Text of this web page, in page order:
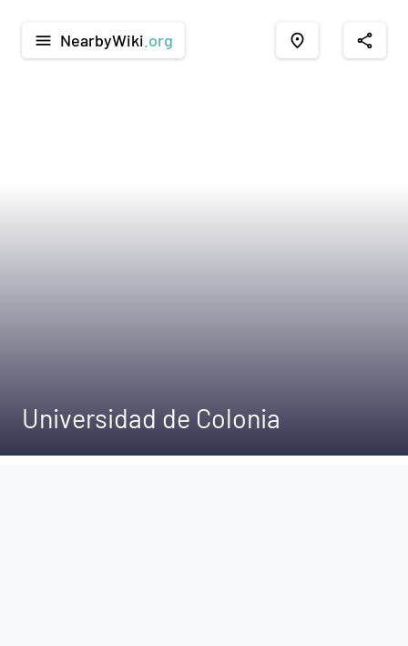
menu NearbyWiki .org place share
Universidad de Colonia